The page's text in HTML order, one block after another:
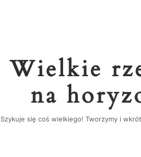
Wielkie
na
Szykuje się coś wielkiego! Tworzymy i